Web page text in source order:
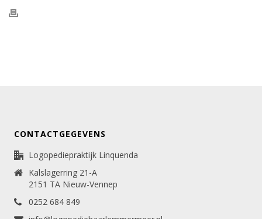
CONTACTGEGEVENS
Logopediepraktijk Linquenda
Kalslagerring 21-A
2151 TA Nieuw-Vennep
0252 684 849